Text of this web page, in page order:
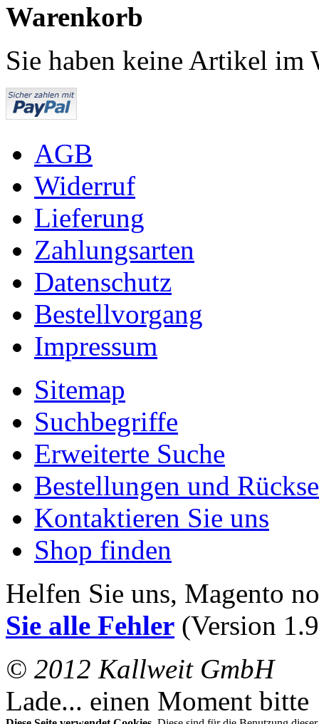
Warenkorb
Sie haben keine Artikel im
AGB
Widerruf
Lieferung
Zahlungsarten
Datenschutz
Bestellvorgang
Impressum
Sitemap
Suchbegriffe
Erweiterte Suche
Bestellungen und
Kontaktieren Sie uns
Shop finden
Helfen Sie uns, Magento
Sie alle Fehler (Version
© 2012 Kallweit GmbH
Lade... einen Moment bitte